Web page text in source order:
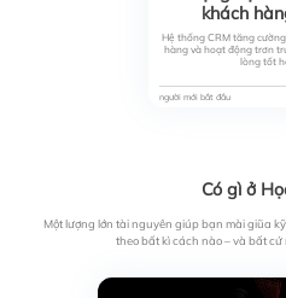
khách
Hệ thống CRM tăng
hàng và hoạt động trơn
lòng tốt
người mới bắt đầu
Có gì ở
Một lượng lớn tài nguyên giúp bạn mài giũa
theo bất kì cách nào – và bất cứ